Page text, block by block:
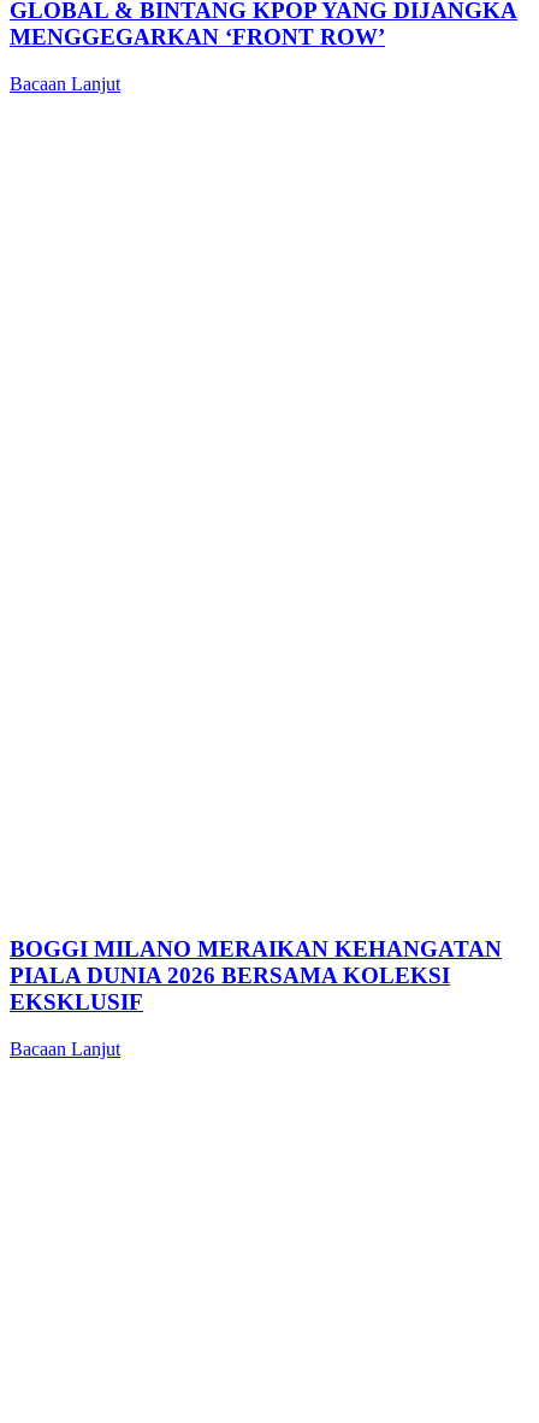
GLOBAL & BINTANG KPOP YANG DIJANGKA
MENGGEGARKAN ‘FRONT ROW’
Bacaan Lanjut
BOGGI MILANO MERAIKAN KEHANGATAN
PIALA DUNIA 2026 BERSAMA KOLEKSI
EKSKLUSIF
Bacaan Lanjut